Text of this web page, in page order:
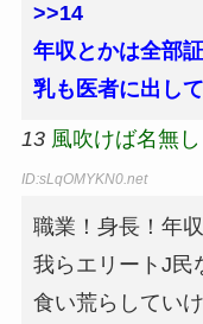
>>14
年収とかは全部
乳も医者に出し
13 風吹けば名無し
ID:sLqOMYKN0.net
職業！身長！年収
我らエリートJ民
食い荒らしていけ